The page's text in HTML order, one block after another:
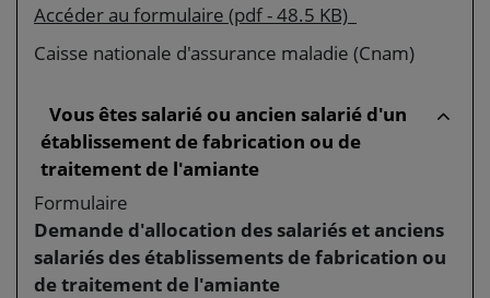
Accéder au formulaire (pdf - 48.5 KB)
Caisse nationale d'assurance maladie (Cnam)
Vous êtes salarié ou ancien salarié d'un
établissement de fabrication ou de
traitement de l'amiante
Formulaire
Demande d'allocation des salariés et anciens
salariés des établissements de fabrication ou
de traitement de l'amiante